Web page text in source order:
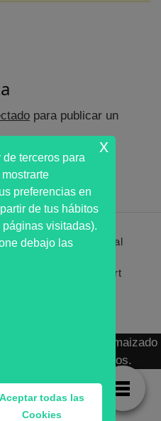
para publicar un
profesional
automated stock
a desission support
Bursátil Automaizado
Mercados Organizados.
terceros para
preferencias en
de tus hábitos
visitadas).
debajo las
Aceptar todas las
Cookies
x